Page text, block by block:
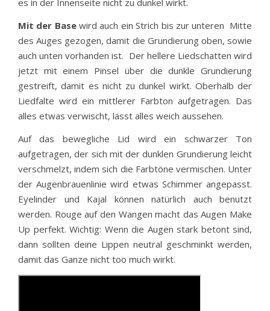
es in der Innenseite nicht zu dunkel wirkt.
Mit der Basewird auch ein Strich bis zur unteren Mitte
des Auges gezogen, damit die Grundierung oben, sowie
auch unten vorhanden ist. Der hellere Liedschatten wird
jetzt mit einem Pinsel über die dunkle Grundierung
gestreift, damit es nicht zu dunkel wirkt. Oberhalb der
Liedfalte wird ein mittlerer Farbton aufgetragen. Das
alles etwas verwischt, lässt alles weich aussehen.
Auf das bewegliche Lid wird ein schwarzer Ton
aufgetragen, der sich mit der dunklen Grundierung leicht
verschmelzt, indem sich die Farbtöne vermischen. Unter
der Augenbrauenlinie wird etwas Schimmer angepasst.
Eyelinder und Kajal können natürlich auch benutzt
werden. Rouge auf den Wangen macht das Augen Make
Up perfekt. Wichtig: Wenn die Augen stark betont sind,
dann sollten deine Lippen neutral geschminkt werden,
damit das Ganze nicht too much wirkt.